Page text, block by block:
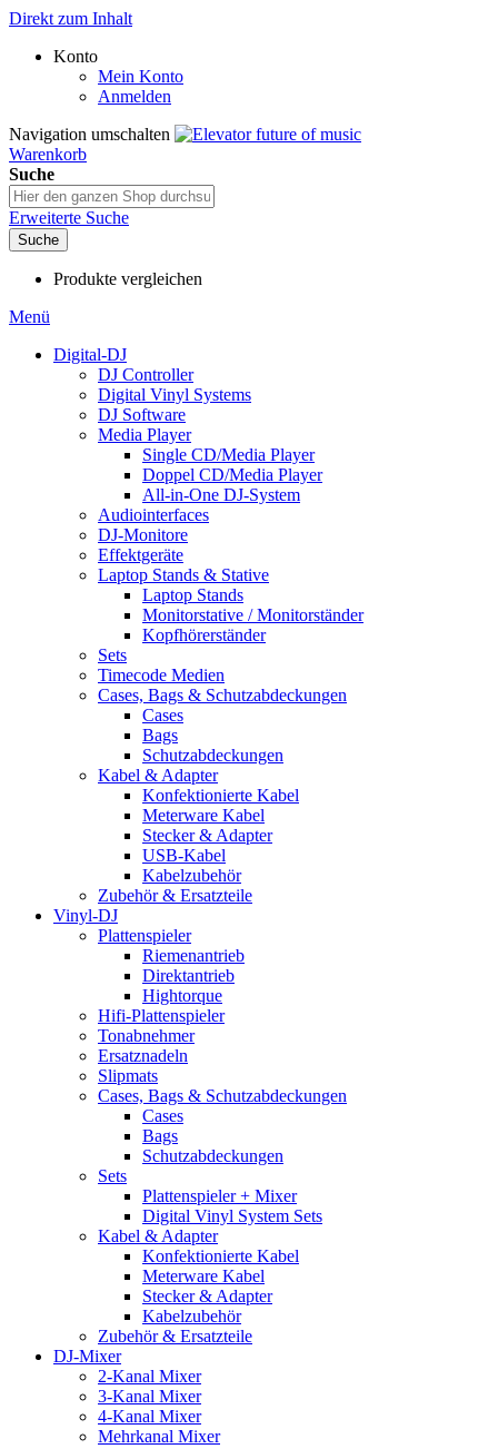
Direkt zum Inhalt
Konto
Mein Konto
Anmelden
Navigation umschalten
Warenkorb
Suche
Erweiterte Suche
Suche
Produkte vergleichen
Menü
Digital-DJ
DJ Controller
Digital Vinyl Systems
DJ Software
Media Player
Single CD/Media Player
Doppel CD/Media Player
All-in-One DJ-System
Audiointerfaces
DJ-Monitore
Effektgeräte
Laptop Stands & Stative
Laptop Stands
Monitorstative / Monitorständer
Kopfhörerständer
Sets
Timecode Medien
Cases, Bags & Schutzabdeckungen
Cases
Bags
Schutzabdeckungen
Kabel & Adapter
Konfektionierte Kabel
Meterware Kabel
Stecker & Adapter
USB-Kabel
Kabelzubehör
Zubehör & Ersatzteile
Vinyl-DJ
Plattenspieler
Riemenantrieb
Direktantrieb
Hightorque
Hifi-Plattenspieler
Tonabnehmer
Ersatznadeln
Slipmats
Cases, Bags & Schutzabdeckungen
Cases
Bags
Schutzabdeckungen
Sets
Plattenspieler + Mixer
Digital Vinyl System Sets
Kabel & Adapter
Konfektionierte Kabel
Meterware Kabel
Stecker & Adapter
Kabelzubehör
Zubehör & Ersatzteile
DJ-Mixer
2-Kanal Mixer
3-Kanal Mixer
4-Kanal Mixer
Mehrkanal Mixer